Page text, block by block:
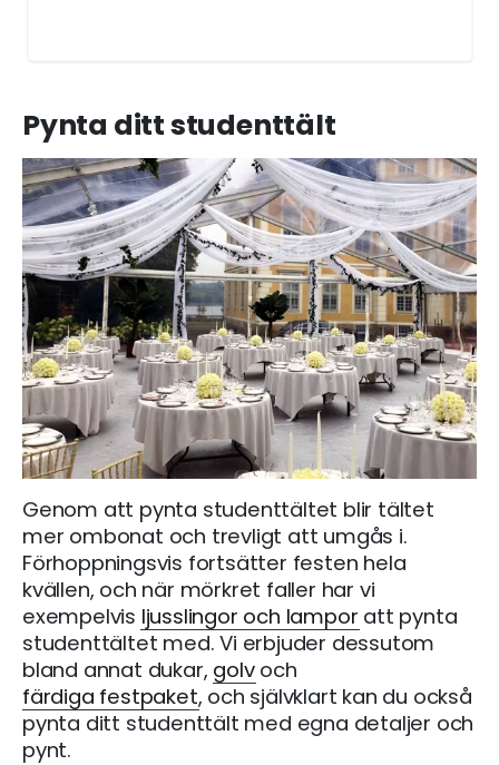
Pynta ditt studenttält
Genom att pynta studenttältet blir tältet
mer ombonat och trevligt att umgås i.
Förhoppningsvis fortsätter festen hela
kvällen, och när mörkret faller har vi
exempelvis ljusslingor och lampor att pynta
studenttältet med. Vi erbjuder dessutom
bland annat dukar, golvoch
färdiga festpaket, och självklart kan du också
pynta ditt studenttält med egna detaljer och
pynt.